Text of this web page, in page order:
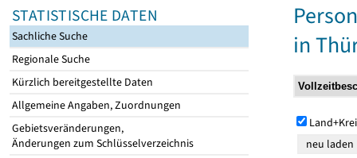
STATISTISCHE DATEN
Sachliche Suche
Regionale Suche
Kürzlich bereitgestellte Daten
Allgemeine Angaben, Zuordnungen
Gebietsveränderungen,
Änderungen zum Schlüsselverzeichnis
in